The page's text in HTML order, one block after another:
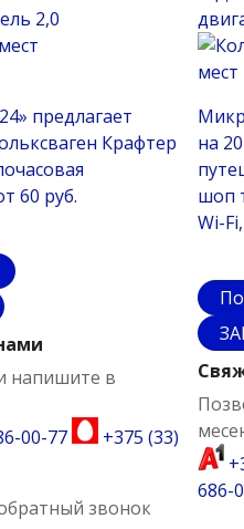
2,0
предлагает
Крафтер
60 руб.
напишите в
00-77
+375 (33)
звонок
мест
на
шоп
Wi-
686-